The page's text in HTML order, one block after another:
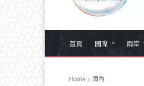
首頁 國際 兩岸
Home 國內